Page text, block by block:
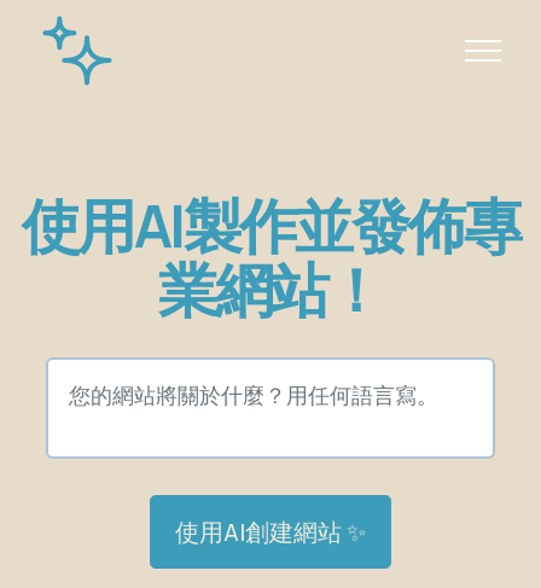
使用AI製作並發佈專
業網站！
使用AI創建網站 ✨